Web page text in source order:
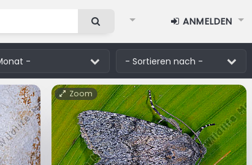
ANMELDEN
Zoom